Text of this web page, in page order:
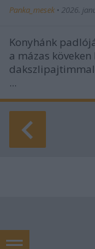
Panka_mesek • 2026.
Konyhánk
a mázas
...